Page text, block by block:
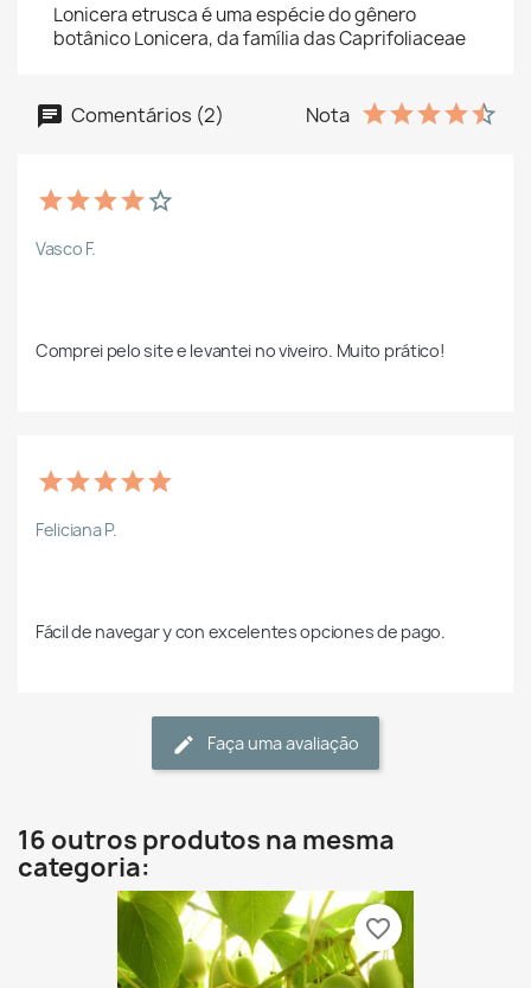
Lonicera etrusca é uma espécie do gênero
botânico Lonicera, da família das Caprifoliaceae
Comentários (2) Nota
Vasco F.
Comprei pelo site e levantei no viveiro. Muito prático!
Feliciana P.
Fácil de navegar y con excelentes opciones de pago.
Faça uma avaliação
16 outros produtos na mesma
categoria:
favorite_border